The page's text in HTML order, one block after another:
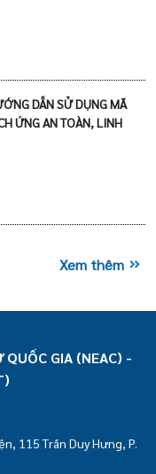
DẪN SỬ DỤNG MÃ
ỨNG AN TOÀN, LINH
Xem thêm
GIA (NEAC) -
115 Trần Duy Hưng, P.